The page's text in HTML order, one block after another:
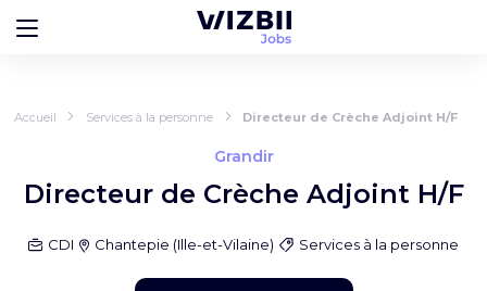
Accueil Services à la personne Directeur de Crèche Adjoint H/F
Grandir
Directeur de Crèche Adjoint H/F
CDI Chantepie (Ille-et-Vilaine) Services à la personne